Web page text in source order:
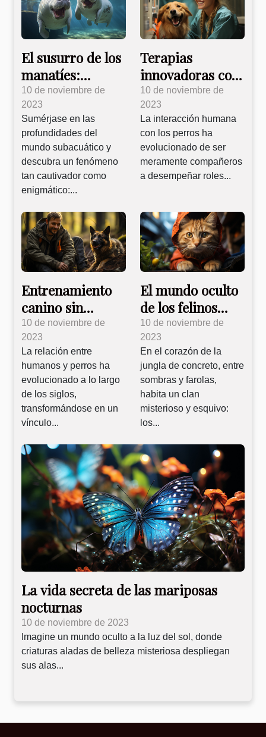
El susurro de los
manatíes:
Comunicación
subacuática
revelada
10 de noviembre de
2023
Sumérjase en las
profundidades del
mundo subacuático y
descubra un fenómeno
tan cautivador como
enigmático:...
Terapias
innovadoras con
perros para el
bienestar
humano
10 de noviembre de
2023
La interacción humana
con los perros ha
evolucionado de ser
meramente compañeros
a desempeñar roles...
Entrenamiento
canino sin
castigos, un
enfoque positivo
10 de noviembre de
2023
La relación entre
humanos y perros ha
evolucionado a lo largo
de los siglos,
transformándose en un
vínculo...
El mundo oculto
de los felinos
urbanos
10 de noviembre de
2023
En el corazón de la
jungla de concreto, entre
sombras y farolas,
habita un clan
misterioso y esquivo:
los...
La vida secreta de las mariposas
nocturnas
10 de noviembre de 2023
Imagine un mundo oculto a la luz del sol, donde
criaturas aladas de belleza misteriosa despliegan
sus alas...